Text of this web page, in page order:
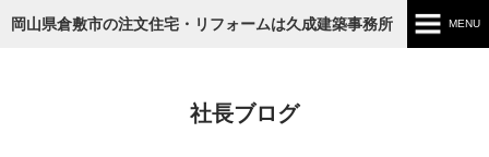
岡山県倉敷市の注文住宅・リフォームは久成建築事務所 MENU
社長ブログ